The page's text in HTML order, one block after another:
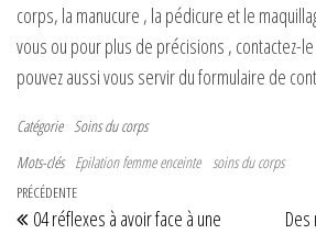
corps, la manucure , la pédicure et le
vous ou pour plus de précisions , contactez-le
pouvez aussi vous servir du formulaire de
Catégorie Soins du corps
Mots-clés Epilation femme enceinte soins du corps
Navigation de l’article
Article précédent
PRÉCÉDENTE
04 réflexes à avoir face à une